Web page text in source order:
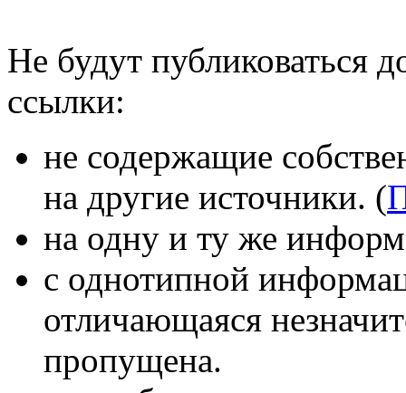
Не будут публиковаться
ссылки:
не содержащие
на другие источники. (
на одну и ту же
с однотипной
отличающаяся
пропущена.